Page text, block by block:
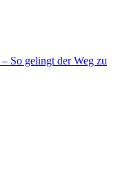
So gelingt der Weg zu